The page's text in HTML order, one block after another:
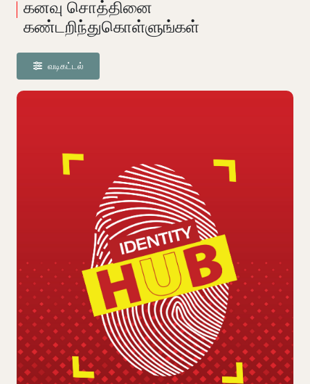
கனவு சொத்தினை
கண்டறிந்துகொள்ளுங்கள்
வடிகட்டல்